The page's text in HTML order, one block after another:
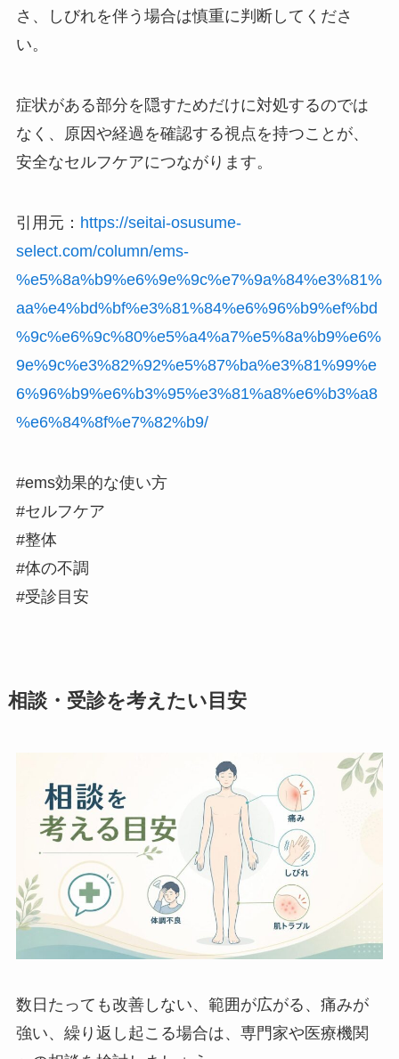
さ、しびれを伴う場合は慎重に判断してくださ
い。
症状がある部分を隠すためだけに対処するのでは
なく、原因や経過を確認する視点を持つことが、
安全なセルフケアにつながります。
引用元： https://seitai-osusume-
select.com/column/ems-
%e5%8a%b9%e6%9e%9c%e7%9a%84%e3%81%
aa%e4%bd%bf%e3%81%84%e6%96%b9%ef%bd
%9c%e6%9c%80%e5%a4%a7%e5%8a%b9%e6%
9e%9c%e3%82%92%e5%87%ba%e3%81%99%e
6%96%b9%e6%b3%95%e3%81%a8%e6%b3%a8
%e6%84%8f%e7%82%b9/
#ems効果的な使い方
#セルフケア
#整体
#体の不調
#受診目安
相談・受診を考えたい目安
数日たっても改善しない、範囲が広がる、痛みが
強い、繰り返し起こる場合は、専門家や医療機関